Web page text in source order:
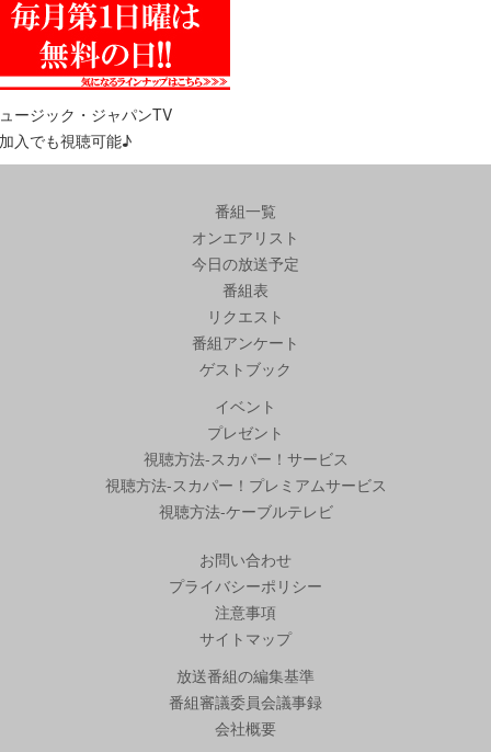
ージック・ジャパンTV
入でも視聴可能♪
番組一覧
オンエアリスト
今日の放送予定
番組表
リクエスト
番組アンケート
ゲストブック
イベント
プレゼント
視聴方法-スカパー！サービス
視聴方法-スカパー！プレミアムサービス
視聴方法-ケーブルテレビ
お問い合わせ
プライバシーポリシー
注意事項
サイトマップ
放送番組の編集基準
番組審議委員会議事録
会社概要